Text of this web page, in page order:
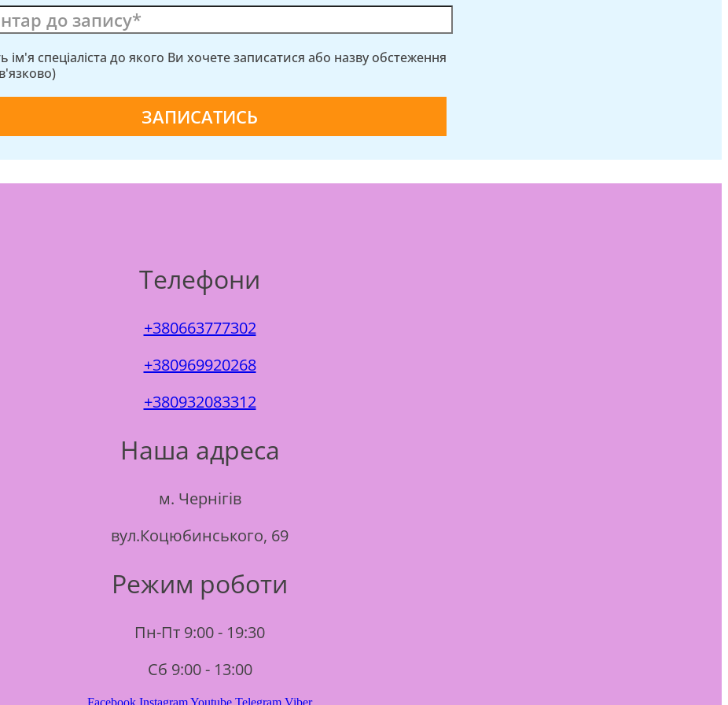
ім'я спеціаліста до якого Ви хочете записатися або назву обстеження
Телефони
+380663777302
+380969920268
+380932083312
Наша адреса
м. Чернігів
вул.Коцюбинського, 69
Режим роботи
Пн-Пт 9:00 - 19:30
Сб 9:00 - 13:00
Facebook InstagramYoutube Telegram Viber